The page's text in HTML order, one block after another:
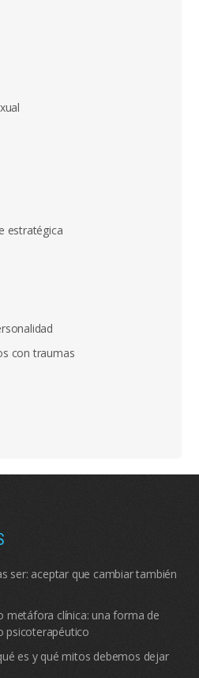
estratégica
con traumas
ser: aceptar que cambiar también
metáfora clínica: una forma de
psicoterapéutico
es y qué mitos debemos dejar